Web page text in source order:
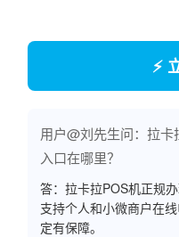
⚡
用户@刘先生问：拉
入口在哪里？
答：拉卡拉POS机正规
支持个人和小微商户在
定有保障。